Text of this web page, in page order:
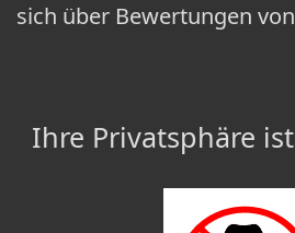
sich über Bewertungen
Ihre Privatsphäre